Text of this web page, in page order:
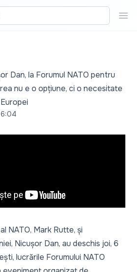
Dan, la Forumul NATO pentru
nu e o opțiune, ci o necesitate
NATO, Mark Rutte, și
Nicușor Dan, au deschis joi, 6
lucrările Forumului NATO